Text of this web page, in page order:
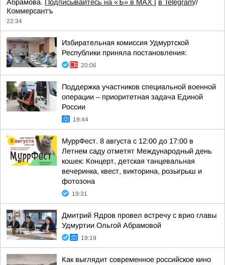
Абрамова. Подписывайтесь на «Ъ» в MAX в Telegram//
Коммерсантъ
22:34
Избирательная комиссия Удмуртской
Республики приняла постановления:
20:06
Поддержка участников специальной военной
операции – приоритетная задача Единой
России
19:44
МуррФест. 8 августа с 12:00 до 17:00 в
Летнем саду отметят Международный день
кошек: Концерт, детская танцевальная
вечеринка, квест, викторина, розыгрыш и
фотозона
19:31
Дмитрий Ядров провел встречу с врио главы
Удмуртии Ольгой Абрамовой
19:19
Как выглядит современное российское кино